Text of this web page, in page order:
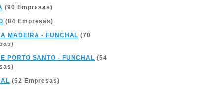
(90 Empresas)
(84 Empresas)
MADEIRA - FUNCHAL (70
PORTO SANTO - FUNCHAL (54
(52 Empresas)